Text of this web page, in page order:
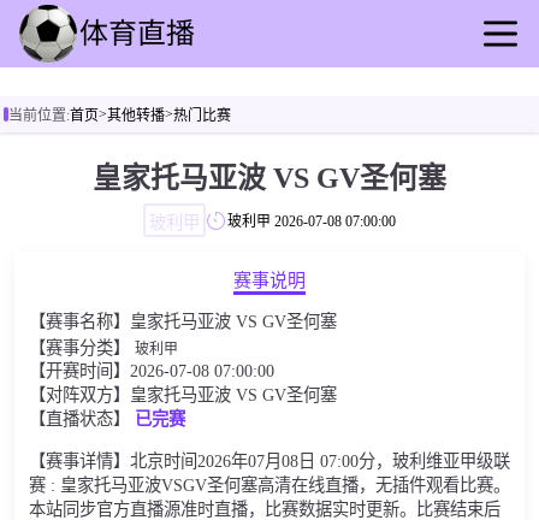
足球直播
其他转播
当前位置:首页>其他转播>热门比赛
皇家托马亚波 VS GV圣何塞
玻利甲 玻利甲 2026-07-08 07:00:00
赛事说明
【赛事名称】皇家托马亚波 VS GV圣何塞
【赛事分类】 玻利甲
【开赛时间】2026-07-08 07:00:00
【对阵双方】皇家托马亚波 VS GV圣何塞
【直播状态】
已完赛
【赛事详情】北京时间2026年07月08日 07:00分，玻利维亚甲级联
赛 : 皇家托马亚波VSGV圣何塞高清在线直播，无插件观看比赛。
本站同步官方直播源准时直播，比赛数据实时更新。比赛结束后